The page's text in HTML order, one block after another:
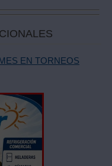
EN TORNEOS